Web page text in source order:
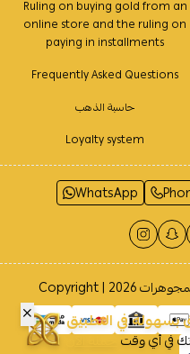
Ruling on buying gold from an
online store and the ruling on
paying in installments
Frequently Asked Questions
حاسبة الذهب
Loyalty system
WhatsApp
Copyright | 2026
في التطبيق
في أي وقتحمله الآن